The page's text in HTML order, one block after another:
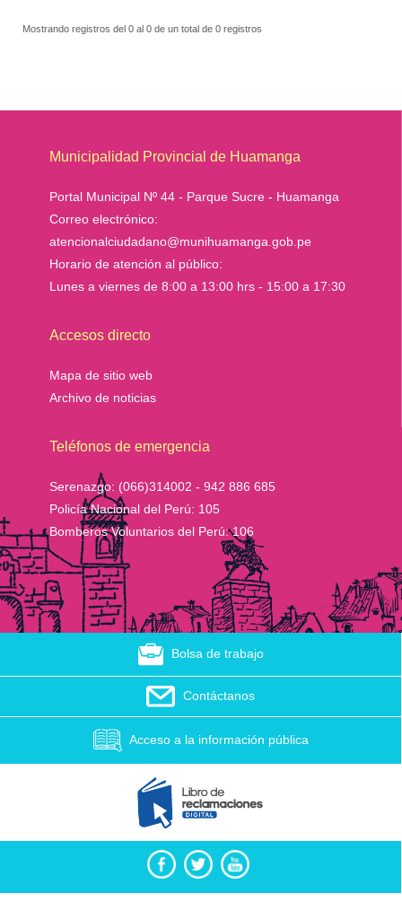
Mostrando registros del 0 al 0 de un total de 0 registros
Municipalidad Provincial de Huamanga
Portal Municipal Nº 44 - Parque Sucre - Huamanga
Correo electrónico:
atencionalciudadano@munihuamanga.gob.pe
Horario de atención al público:
Lunes a viernes de 8:00 a 13:00 hrs - 15:00 a 17:30
Accesos directo
Mapa de sitio web
Archivo de noticias
Teléfonos de emergencia
Serenazgo: (066)314002 - 942 886 685
Policía Nacional del Perú: 105
Bomberos Voluntarios del Perú:106
Bolsa de trabajo
Contáctanos
Acceso a la información pública